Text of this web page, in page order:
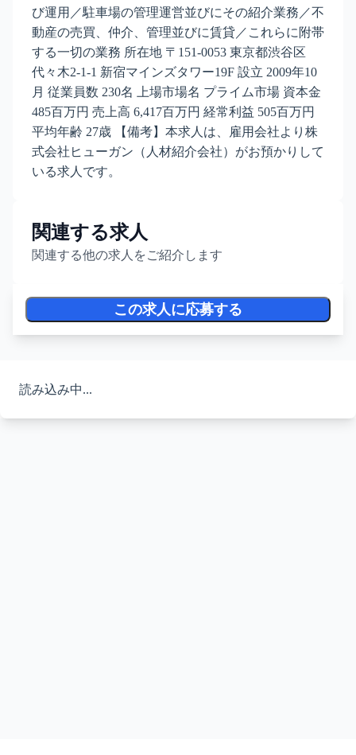
び運用／駐車場の管理運営並びにその紹介業務／不
動産の売買、仲介、管理並びに賃貸／これらに附帯
する一切の業務 所在地 〒151-0053 東京都渋谷区
代々木2-1-1 新宿マインズタワー19F 設立 2009年10
月 従業員数 230名 上場市場名 プライム市場 資本金
485百万円 売上高 6,417百万円 経常利益 505百万円
平均年齢 27歳 【備考】本求人は、雇用会社より株
式会社ヒューガン（人材紹介会社）がお預かりして
いる求人です。
関連する求人
関連する他の求人をご紹介します
この求人に応募する
読み込み中...